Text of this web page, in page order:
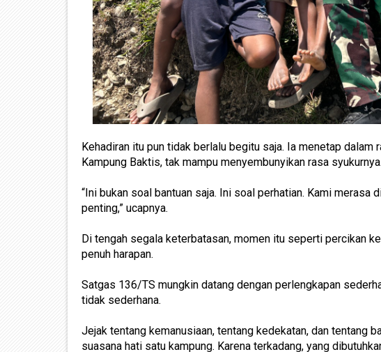
Kehadiran itu pun tidak berlalu begitu saja. Ia menetap dalam
Kampung Baktis, tak mampu menyembunyikan rasa syukurnya.
“Ini bukan soal bantuan saja. Ini soal perhatian. Kami merasa
penting,” ucapnya.
Di tengah segala keterbatasan, momen itu seperti percikan
penuh harapan.
Satgas 136/TS mungkin datang dengan perlengkapan
tidak sederhana.
Jejak tentang kemanusiaan, tentang kedekatan, dan tentang
suasana hati satu kampung. Karena terkadang, yang